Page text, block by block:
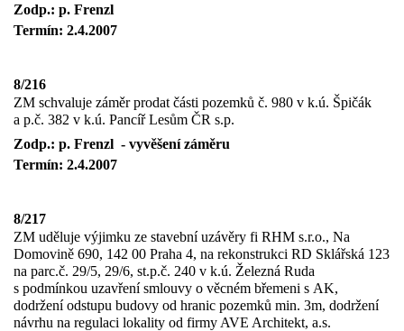
Zodp.: p. Frenzl
Termín: 2.4.2007
8/216
ZM schvaluje záměr prodat části pozemků č. 980 v k.ú. Špičák
a p.č. 382 v k.ú. Pancíř Lesům ČR s.p.
Zodp.: p. Frenzl - vyvěšení záměru
Termín: 2.4.2007
8/217
ZM uděluje výjimku ze stavební uzávěry fi RHM s.r.o., Na
Domovině 690, 142 00 Praha 4, na rekonstrukci RD Sklářská 123
na parc.č. 29/5, 29/6, st.p.č. 240 v k.ú. Železná Ruda
s podmínkou uzavření smlouvy o věcném břemeni s AK,
dodržení odstupu budovy od hranic pozemků min. 3m, dodržení
návrhu na regulaci lokality od firmy AVE Architekt, a.s.